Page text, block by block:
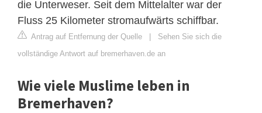
die Unterweser. Seit dem Mittelalter war der
Fluss 25 Kilometer stromaufwärts schiffbar.
Antrag auf Entfernung der Quelle | Sehen Sie sich die
vollständige Antwort auf bremerhaven.de an
Wie viele Muslime leben in
Bremerhaven?